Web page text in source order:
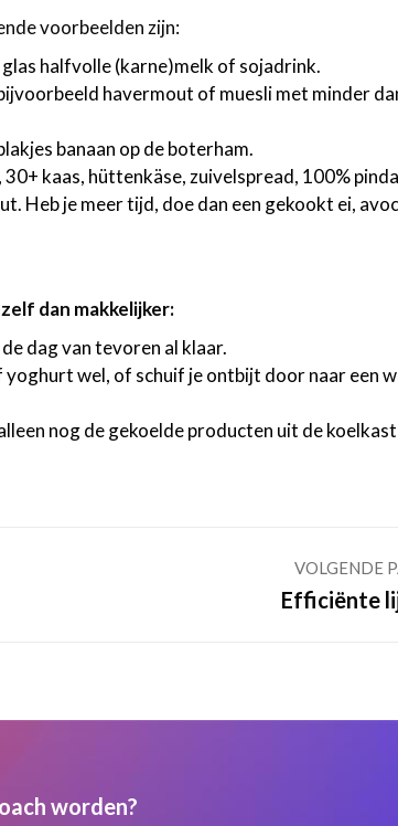
voorbeelden zijn:
halfvolle (karne)melk of sojadrink.
havermout of muesli met minder
banaan op de boterham.
kaas, hüttenkäse, zuivelspread, 100%
Heb je meer tijd, doe dan een gekookt ei,
dan makkelijker:
dag van tevoren al klaar.
wel, of schuif je ontbijt door naar een
nog de gekoelde producten uit de
VOLGENDE
Efficiënte
worden?